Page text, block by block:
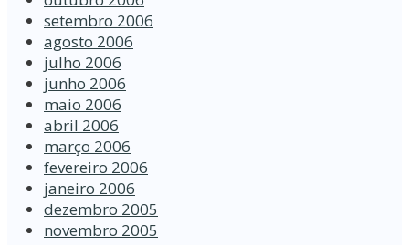
setembro 2006
agosto 2006
julho 2006
junho 2006
maio 2006
abril 2006
março 2006
fevereiro 2006
janeiro 2006
dezembro 2005
novembro 2005